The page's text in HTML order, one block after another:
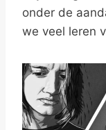
onder de
we veel leren